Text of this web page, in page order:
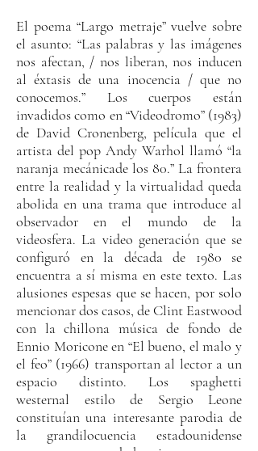
El poema “Largo metraje” vuelve sobre
el asunto: “Las palabras y las imágenes
nos afectan, / nos liberan, nos inducen
al éxtasis de una inocencia / que no
conocemos.” Los cuerpos están
invadidos como en “Videodromo” (1983)
de David Cronenberg, película que el
artista del pop Andy Warhol llamó “la
naranja mecánicade los 80.” La frontera
entre la realidad y la virtualidad queda
abolida en una trama que introduce al
observador en el mundo de la
videosfera. La video generación que se
configuró en la década de 1980 se
encuentra a sí misma en este texto. Las
alusiones espesas que se hacen, por solo
mencionar dos casos, de Clint Eastwood
con la chillona música de fondo de
Ennio Moricone en “El bueno, el malo y
el feo” (1966) transportan al lector a un
espacio distinto. Los spaghetti
westernal estilo de Sergio Leone
constituían una interesante parodia de
la grandilocuencia estadounidense